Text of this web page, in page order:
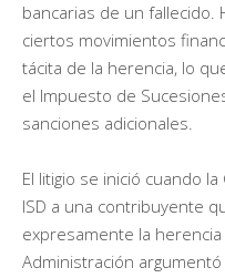
bancarias de un
ciertos movimientos
tácita de la herencia, lo
el Impuesto de
sanciones adicionales.
El litigio se inició cuando
ISD a una contribuyente
expresamente la
Administración